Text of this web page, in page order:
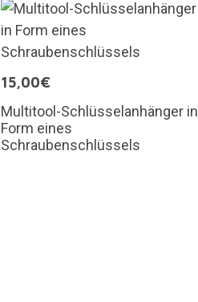
15,00€
Multitool-Schlüsselanhänger in
Form eines
Schraubenschlüssels